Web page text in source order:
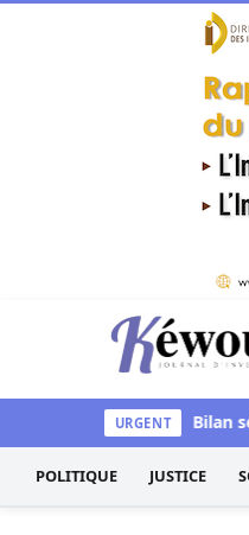
Aller au contenu
Kéwoulo, le
URGENT
Bilan
POLITIQUE JUSTICE